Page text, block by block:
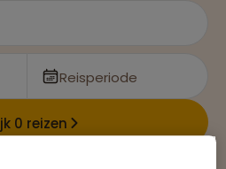
Reisperiode
0 reizen